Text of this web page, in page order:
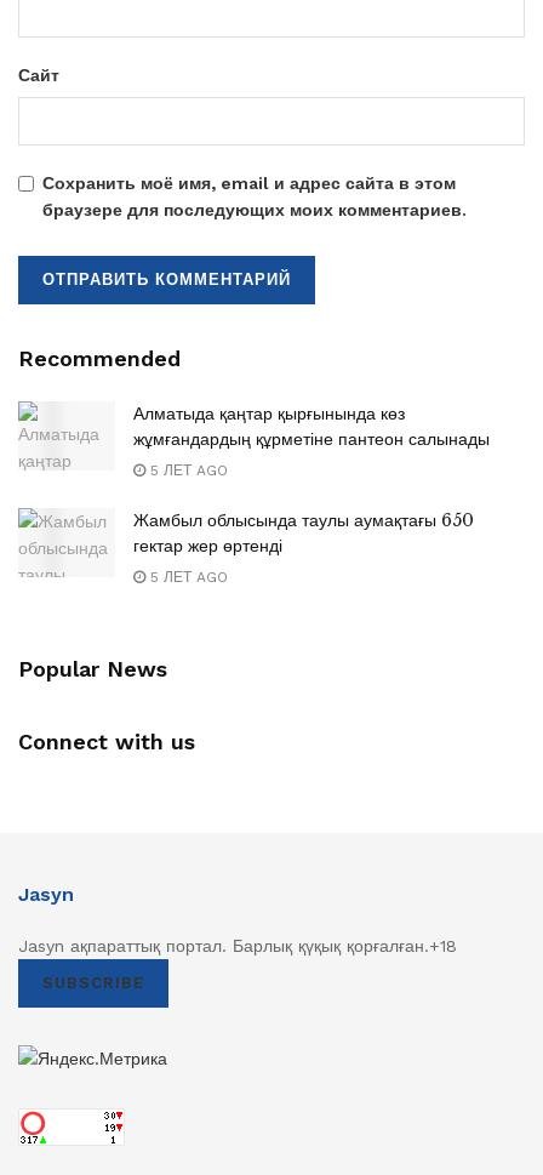
Сайт
Сохранить моё имя, email и адрес сайта в этом
браузере для последующих моих комментариев.
Recommended
Алматыда қаңтар қырғынында көз
жұмғандардың құрметіне пантеон салынады
5 ЛЕТ AGO
Жамбыл облысында таулы аумақтағы 650
гектар жер өртенді
5 ЛЕТ AGO
Popular News
Connect with us
Jasyn
Jasyn ақпараттық портал. Барлық қүқық қорғалған.+18
SUBSCRIBE